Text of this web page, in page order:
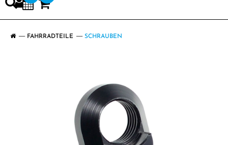
FAHRRADTEILE SCHRAUBEN